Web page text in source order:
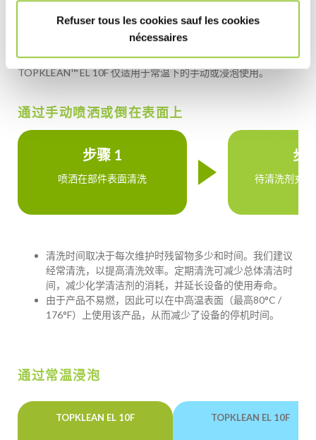
Refuser tous les cookies sauf les cookies
nécessaires
TOPKLEAN™ EL 10F 仅适用于常温下的手动或浸泡使用。
通过手动喷洒或倒在表面上
步骤 1
喷洒在部件表面清洗
步
待清洗剂充
清洗时间取决于每次维护时残留物多少和时间。我们建议
经常清洗，以提高清洗效率。定期清洗可减少总体清洁时
间，减少化学清洁剂的消耗，并延长设备的使用寿命。
由于产品不易燃，因此可以在中高温表面（最高80°C /
176°F）上使用该产品，从而减少了设备的停机时间。
通过常温浸泡
TOPKLEAN EL 10F TOPKLEAN EL 10F